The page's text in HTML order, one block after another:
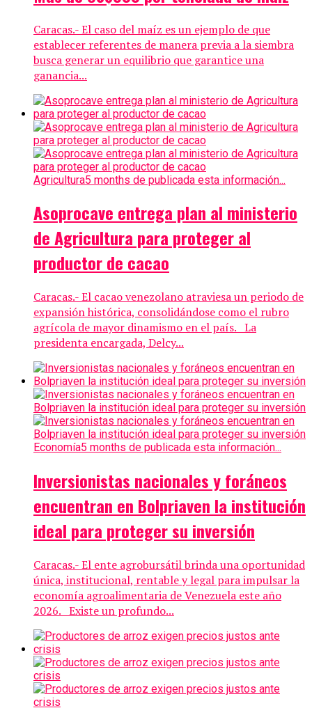
Caracas.- El caso del maíz es un ejemplo de que
establecer referentes de manera previa a la siembra
busca generar un equilibrio que garantice una
ganancia...
Agricultura5 months de publicada esta información...
Asoprocave entrega plan al ministerio
de Agricultura para proteger al
productor de cacao
Caracas.- El cacao venezolano atraviesa un periodo de
expansión histórica, consolidándose como el rubro
agrícola de mayor dinamismo en el país. La
presidenta encargada, Delcy...
Economía5 months de publicada esta información...
Inversionistas nacionales y foráneos
encuentran en Bolpriaven la institución
ideal para proteger su inversión
Caracas.- El ente agrobursátil brinda una oportunidad
única, institucional, rentable y legal para impulsar la
economía agroalimentaria de Venezuela este año
2026. Existe un profundo...